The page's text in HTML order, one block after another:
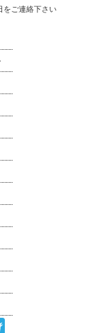
をご連絡下さい